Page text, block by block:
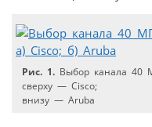
Рис. 1. Выбор канала 40
сверху — Cisco;
внизу — Aruba